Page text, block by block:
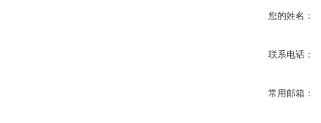
您的姓名：
联系电话：
常用邮箱：